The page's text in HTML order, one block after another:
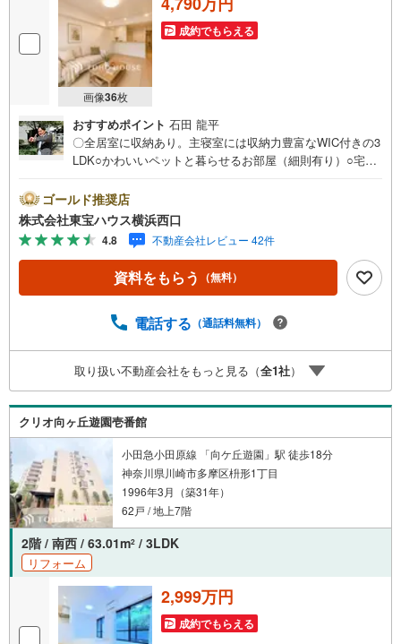
画像36枚
成約でもらえる
おすすめポイント 石田 龍平
〇全居室に収納あり。主寝室には収納力豊富なWIC付きの3
LDK○かわいいペットと暮らせるお部屋（細則有り）○宅配
心生活ーーーーYahoo！ 不動産キャンペーン対象店舗ーー
ーー当店で物件を成約するとPayPayボーナスライトがもら
える「Yahoo！ 不動産 物件ご成約キャンペーン」の対象に
なります。「資料をもらう」「見学予約をする」ボタンか
らお問い合わせください。※必ずYahoo！ JAPAN IDでログ
インしてください。※PayPayボーナスライトは出金と譲渡
ーーーーーーーーーーーーーーーーーーーーーー紹介金融
026年8月時点 のものであり、実際の適用金利は融資実行時
のものとなります。金利情勢により表記の返済額と異なる
場合があります。ーーーーーーーーーーーーーーーーーー
ーーーーーーー
ゴールド推奨店
株式会社東宝ハウス横浜西口
4.8 不動産会社レビュー 42件
資料をもらう （無料）
電話する （通話料無料）
取り扱い不動産会社をもっと見る（全1社）
クリオ向ヶ丘遊園壱番館
小田急小田原線 「向ケ丘遊園」駅 徒歩18分
神奈川県川崎市多摩区枡形1丁目
1996年3月（築31年）
62戸 / 地上7階
2階 / 南西 / 63.01m2 / 3LDK
リフォーム
2,999万円
成約でもらえる